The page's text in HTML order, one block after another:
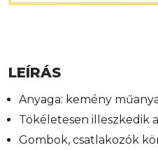
LEÍRÁS
Anyaga: kemény
Tökéletesen illeszkedik
Gombok, csatlakozók